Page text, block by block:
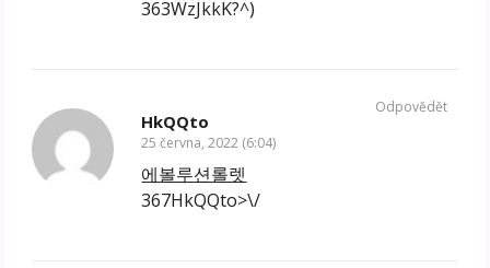
363WzJkkK?^)
HkQQto
25 června, 2022 (6:04)
에볼루션롤렛
367HkQQto>\/
Odpovědět